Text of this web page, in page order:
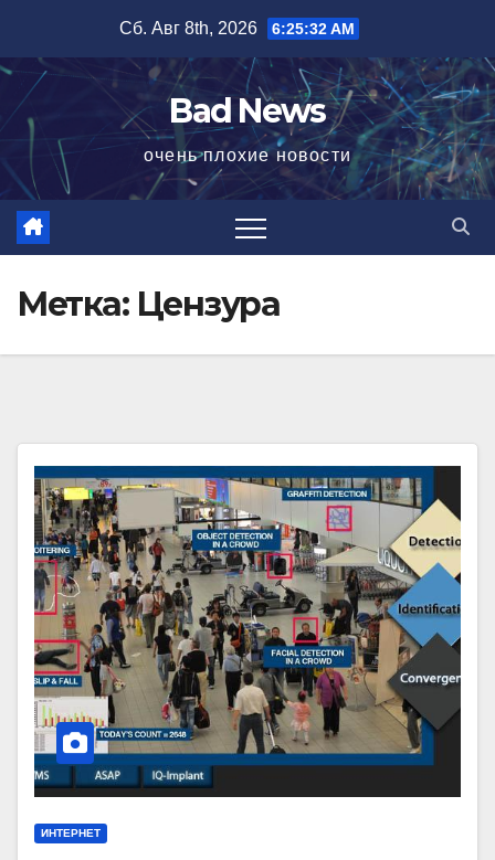
содержимому
Сб. Авг 8th, 2026 6:25:33 AM
Bad News
очень плохие новости
Метка: Цензура
ИНТЕРНЕТ